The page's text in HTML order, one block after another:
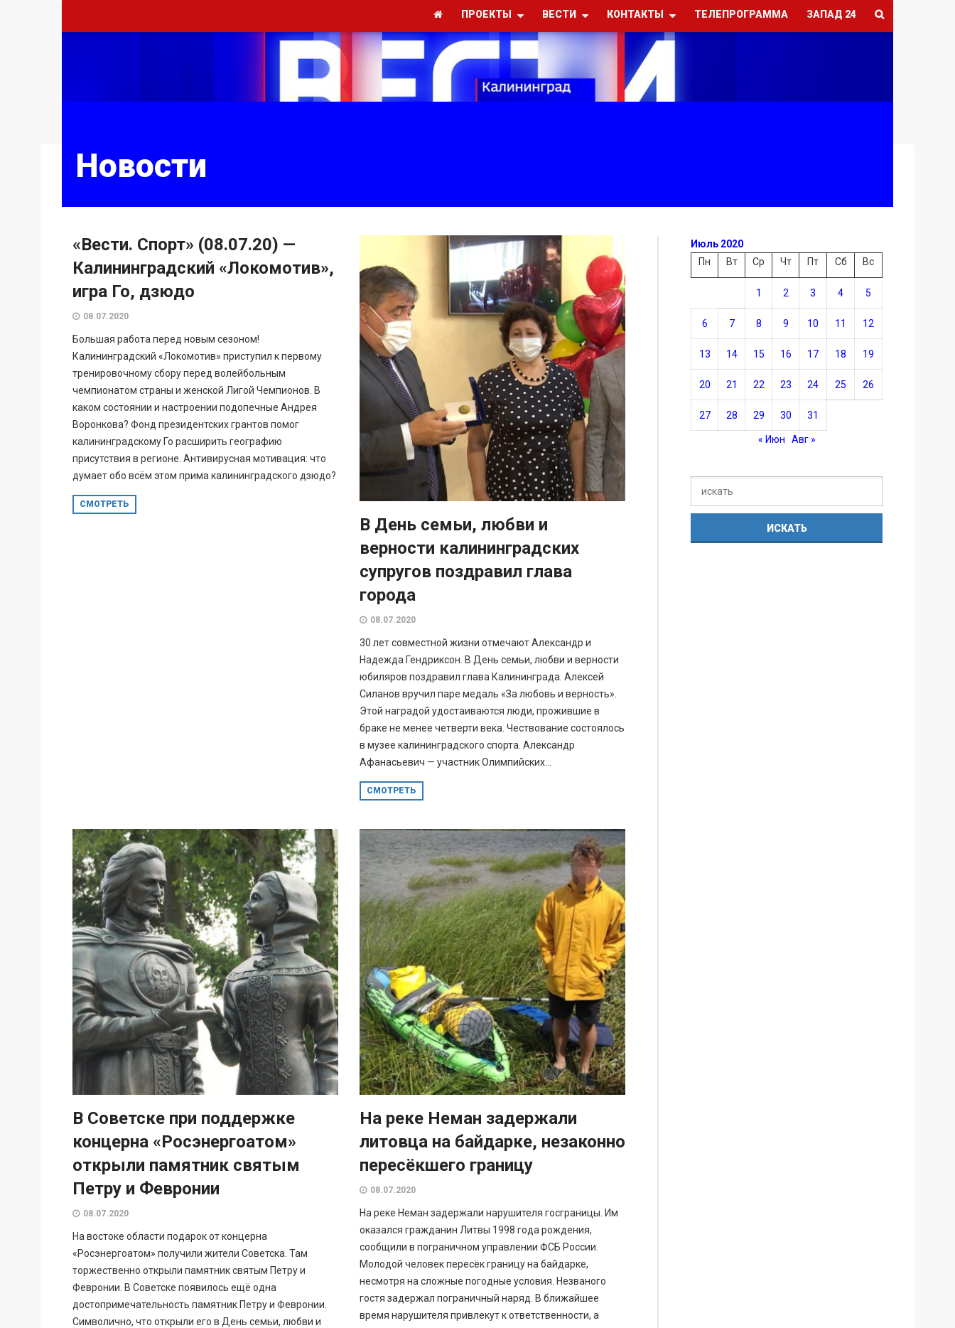
ПРОЕКТЫ ВЕСТИ КОНТАКТЫ ТЕЛЕПРОГРАММА ЗАПАД 24
Новости
«Вести. Спорт» (08.07.20) —
Калининградский «Локомотив»,
игра Го, дзюдо
08.07.2020
Большая работа перед новым сезоном!
Калининградский «Локомотив» приступил к первому
тренировочному сбору перед волейбольным
чемпионатом страны и женской Лигой Чемпионов. В
каком состоянии и настроении подопечные Андрея
Воронкова? Фонд президентских грантов помог
калининградскому Го расширить географию
присутствия в регионе. Антивирусная мотивация: что
думает обо всём этом прима калининградского дзюдо?
СМОТРЕТЬ
В День семьи, любви и
верности калининградских
супругов поздравил глава
города
08.07.2020
30 лет совместной жизни отмечают Александр и
Надежда Гендриксон. В День семьи, любви и верности
юбиляров поздравил глава Калининграда. Алексей
Силанов вручил паре медаль «За любовь и верность».
Этой наградой удостаиваются люди, прожившие в
браке не менее четверти века. Чествование состоялось
в музее калининградского спорта. Александр
Афанасьевич — участник Олимпийских...
СМОТРЕТЬ
В Советске при поддержке
концерна «Росэнергоатом»
открыли памятник святым
Петру и Февронии
08.07.2020
На востоке области подарок от концерна
«Росэнергоатом» получили жители Советска. Там
торжественно открыли памятник святым Петру и
Февронии. В Советске появилось ещё одна
достопримечательность памятник Петру и Февронии.
Символично, что открыли его в День семьи, любви и
На реке Неман задержали
литовца на байдарке, незаконно
пересёкшего границу
08.07.2020
На реке Неман задержали нарушителя госграницы. Им
оказался гражданин Литвы 1998 года рождения,
сообщили в пограничном управлении ФСБ России.
Молодой человек пересёк границу на байдарке,
несмотря на сложные погодные условия. Незваного
гостя задержал пограничный наряд. В ближайшее
время нарушителя привлекут к ответственности, а
Июль 2020
Пн
Вт Ср Чт Пт Сб Вс
1 2 3 4 5
6 7 8 9 10 11 12
13 14 15 16 17 18 19
20 21 22 23 24 25 26
27 28 29 30 31
« Июн Авг »